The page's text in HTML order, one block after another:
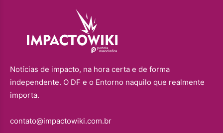
Notícias de impacto, na hora certa e de forma
independente. O DF e o Entorno naquilo que realmente
importa.
contato@impactowiki.com.br